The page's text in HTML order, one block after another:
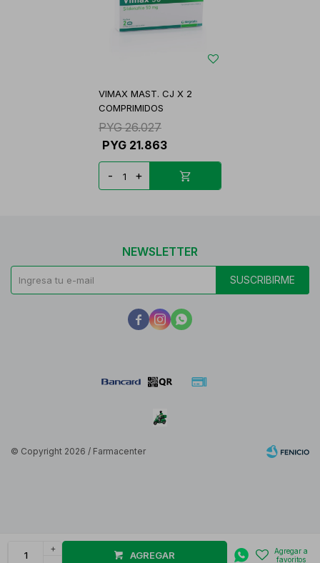
+
AGREGAR
VIMAX MAST. CJ X 2
COMPRIMIDOS
PYG 26.027
PYG 21.863
- +
NEWSLETTER
SUSCRIBIRME
  
© Copyright 2026 / Farmacenter
Fenicio